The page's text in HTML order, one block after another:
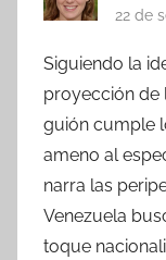
22 de
Siguiendo la
proyección de
guión cumple
ameno al
narra las
Venezuela
toque